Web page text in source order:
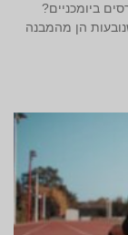
ביומכניים?
הן מהמבנה